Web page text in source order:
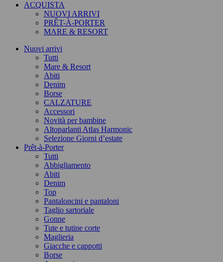
ACQUISTA
NUOVI ARRIVI
PRÊT-À-PORTER
MARE & RESORT
Nuovi arrivi
Tutti
Mare & Resort
Abiti
Denim
Borse
CALZATURE
Accessori
Novità per bambine
Altoparlanti Atlas Harmonic
Selezione Giorni d’estate
Prêt-à-Porter
Tutti
Abbigliamento
Abiti
Denim
Top
Pantaloncini e pantaloni
Taglio sartoriale
Gonne
Tute e tutine corte
Maglieria
Giacche e cappotti
Borse